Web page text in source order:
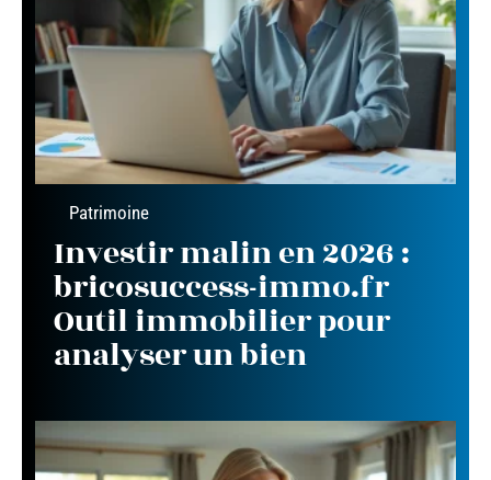
Patrimoine
Investir malin en 2026 :
bricosuccess-immo.fr
Outil immobilier pour
analyser un bien